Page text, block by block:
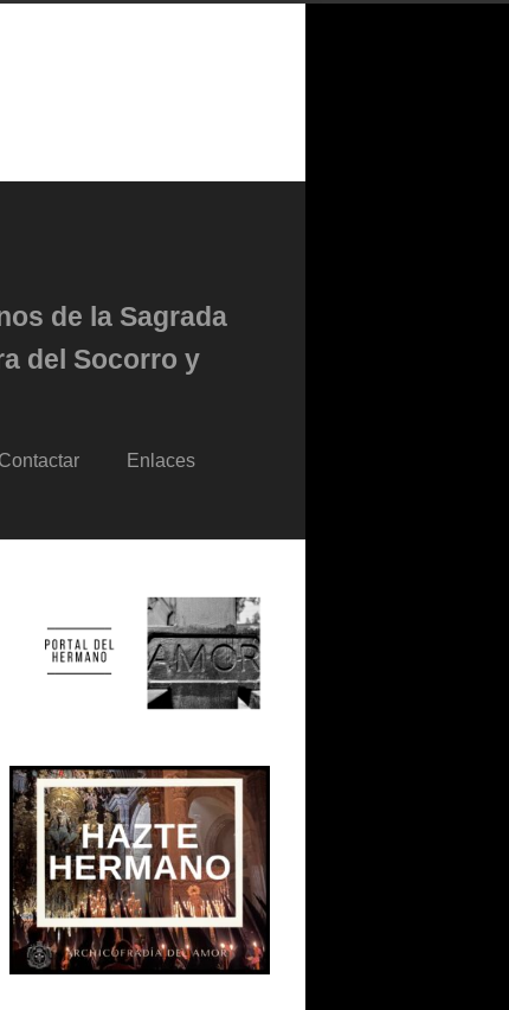
de la Sagrada
del Socorro y
Contactar Enlaces